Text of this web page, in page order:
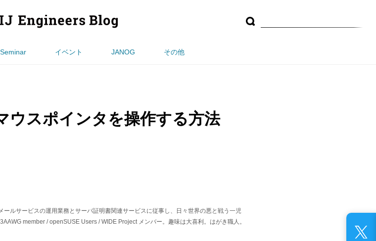
イベント JANOG その他
ウスポインタを操作する方法
ールサービスの運用業務とサーバ証明書関連サービスに従事し、日々世界の悪と戦う一児
member / openSUSE Users / WIDE Project メンバー。趣味は大喜利。はがき職人。